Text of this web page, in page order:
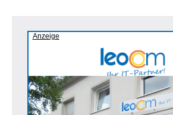
Anzeige